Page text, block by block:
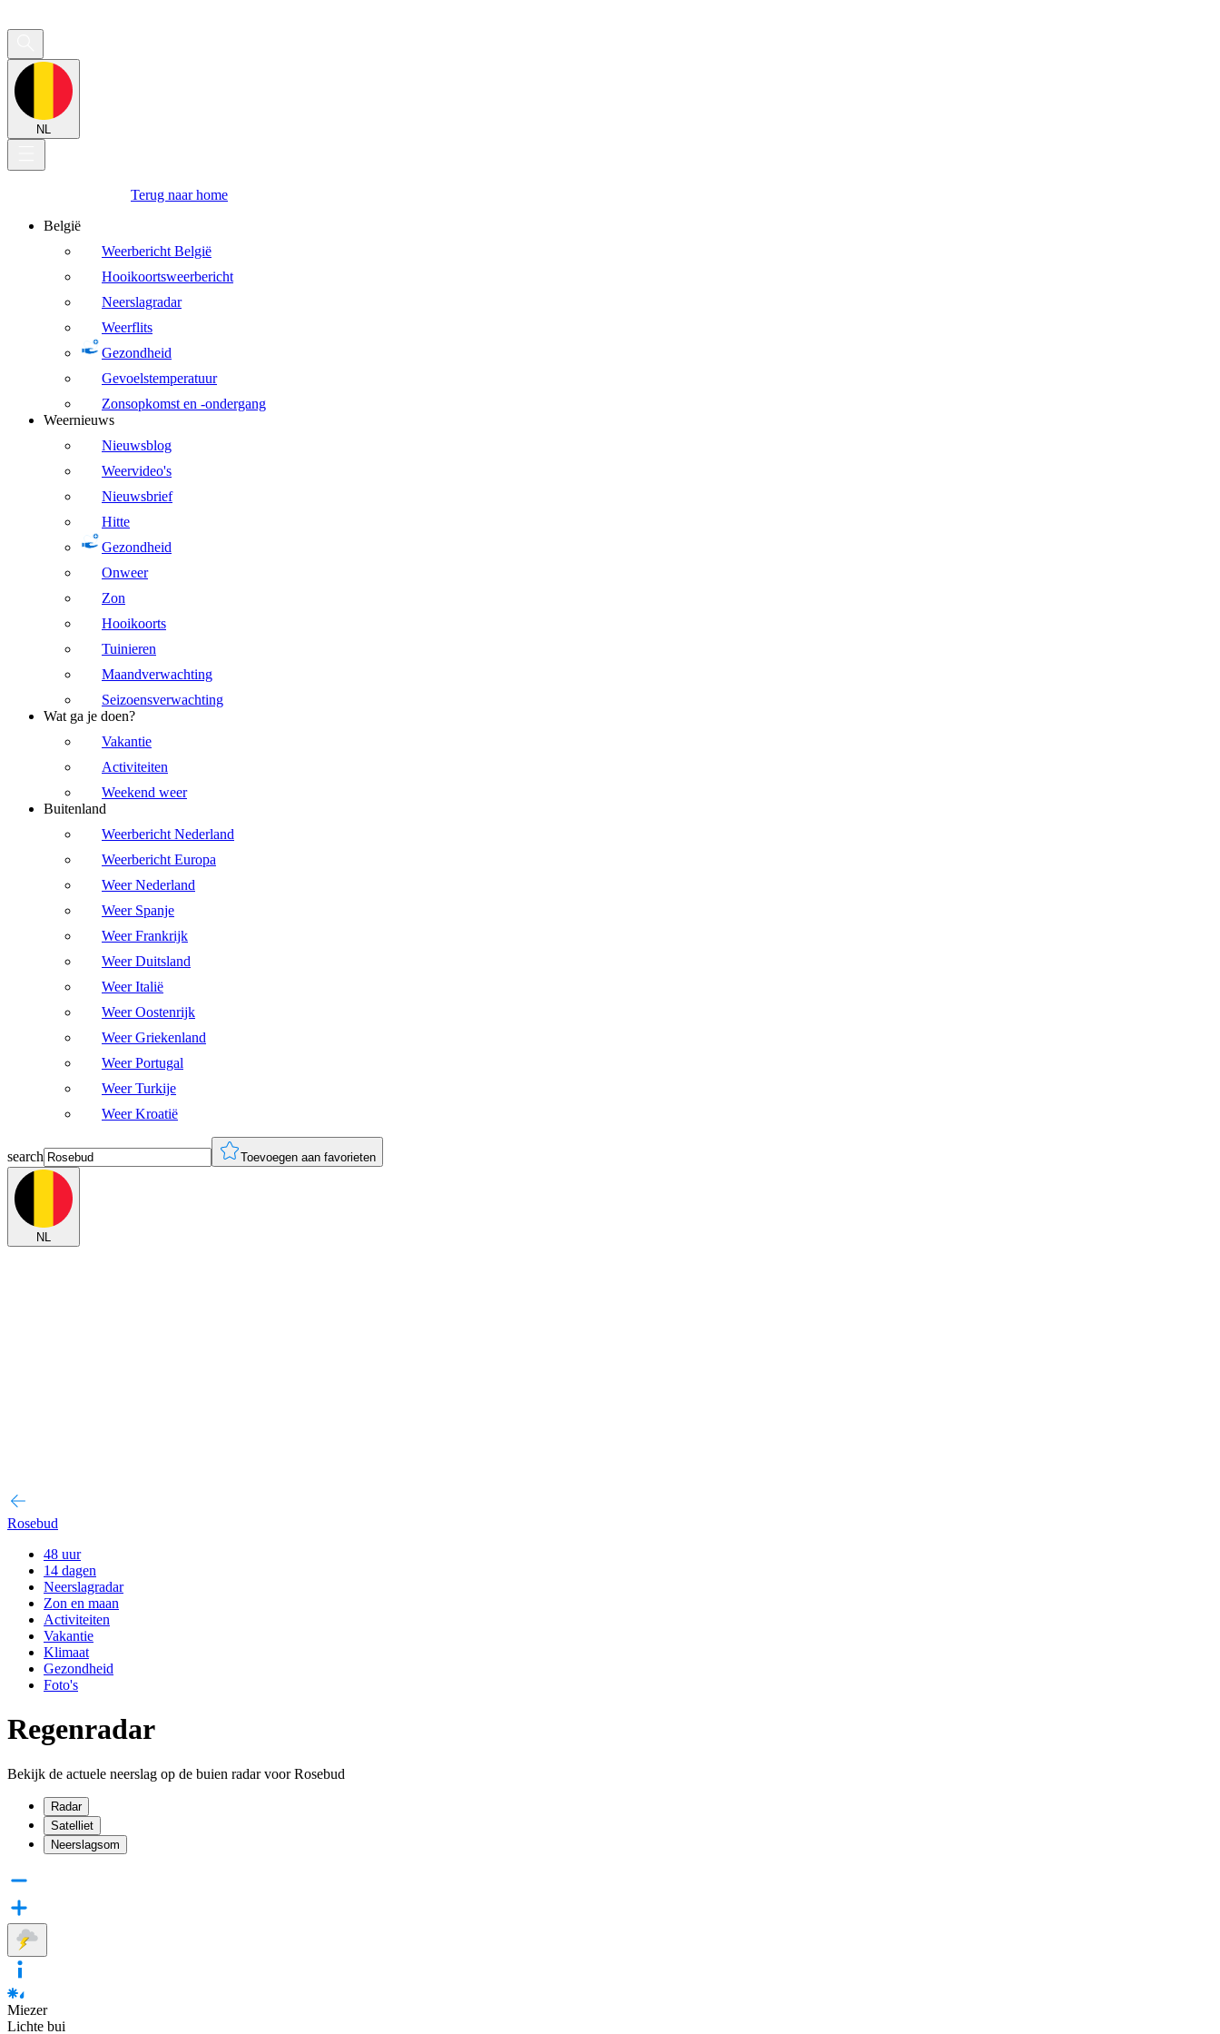
NL
Terug naar home
België
Weerbericht België
Hooikoortsweerbericht
Neerslagradar
Weerflits
Gezondheid
Gevoelstemperatuur
Zonsopkomst en -ondergang
Weernieuws
Nieuwsblog
Weervideo's
Nieuwsbrief
Hitte
Gezondheid
Onweer
Zon
Hooikoorts
Tuinieren
Maandverwachting
Seizoensverwachting
Wat ga je doen?
Vakantie
Activiteiten
Weekend weer
Buitenland
Weerbericht Nederland
Weerbericht Europa
Weer Nederland
Weer Spanje
Weer Frankrijk
Weer Duitsland
Weer Italië
Weer Oostenrijk
Weer Griekenland
Weer Portugal
Weer Turkije
Weer Kroatië
search Toevoegen aan favorieten
NL
Rosebud
48 uur
14 dagen
Neerslagradar
Zon en maan
Activiteiten
Vakantie
Klimaat
Gezondheid
Foto's
Regenradar
Bekijk de actuele neerslag op de buien radar voor Rosebud
Radar
Satelliet
Neerslagsom
Miezer
Lichte bui